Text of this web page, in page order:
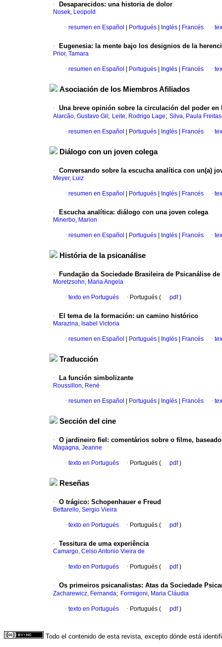
· Desaparecidos: una historia de dolor
Nosek, Leopold
· resumen en Español Portugués Inglés Francés ·
· Eugenesia: la mente bajo los designios de la
Prior, Tamara
· resumen en Español Portugués Inglés Francés ·
Asociación de los Miembros Afiliados
· Una breve opinión sobre la circulación del poder en
Alarcão, Gustavo Gil ; Leite, Rodrigo Lage; Silva, Paula
· resumen en Español Portugués Inglés Francés ·
Diálogo con un joven colega
· Conversando sobre la escucha analítica con un(a)
Meyer, Luiz
· resumen en Español Portugués Inglés Francés ·
· Escucha analítica: diálogo con una joven colega
Minerbo, Marion
· resumen en Español Portugués Inglés Francés ·
História de la psicanálise
· Fundação da Sociedade Brasileira de Psicanálise
Moretzsohn, Maria Angela
· texto en Portugués · Portugués ( pdf)
· El tema de la formación: un camino histórico
Marazina, Isabel Victoria
· resumen en Español Portugués Inglés Francés ·
Traducción
· La función simbolizante
Roussillon, René
· resumen en Español Portugués Inglés Francés ·
Sección del cine
· O jardineiro fiel : comentários sobre o filme,
Magagna, Jeanne
· texto en Portugués · Portugués ( pdf)
Reseñas
· O trágico: Schopenhauer e Freud
Bettarello, Sergio Vieira
· texto en Portugués · Portugués ( pdf)
· Tessitura de uma experiência
Camargo, Celso Antonio Vieira de
· texto en Portugués · Portugués ( pdf)
· Os primeiros psicanalistas: Atas da Sociedade
Zacharewicz, Fernanda; Formigoni, Maria Cláudia
· texto en Portugués · Portugués ( pdf)
Todo el contenido de esta revista, excepto dónde está